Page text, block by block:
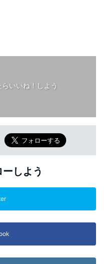
いいね！しよう
しよう